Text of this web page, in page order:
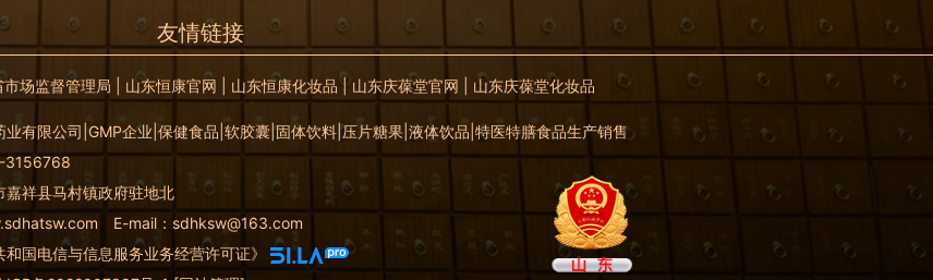
友情链接
市场监督管理局 山东恒康官网 山东恒康化妆品| 山东庆葆堂官网 山东庆葆堂化妆品
业有限公司|GMP企业|保健食品|软胶囊|固体饮料|压片糖果|液体饮品|特医特膳食品生产销售
3156768
嘉祥县马村镇政府驻地北
E-mail：sdhksw@163.com
和国电信与信息服务业务经营许可证》